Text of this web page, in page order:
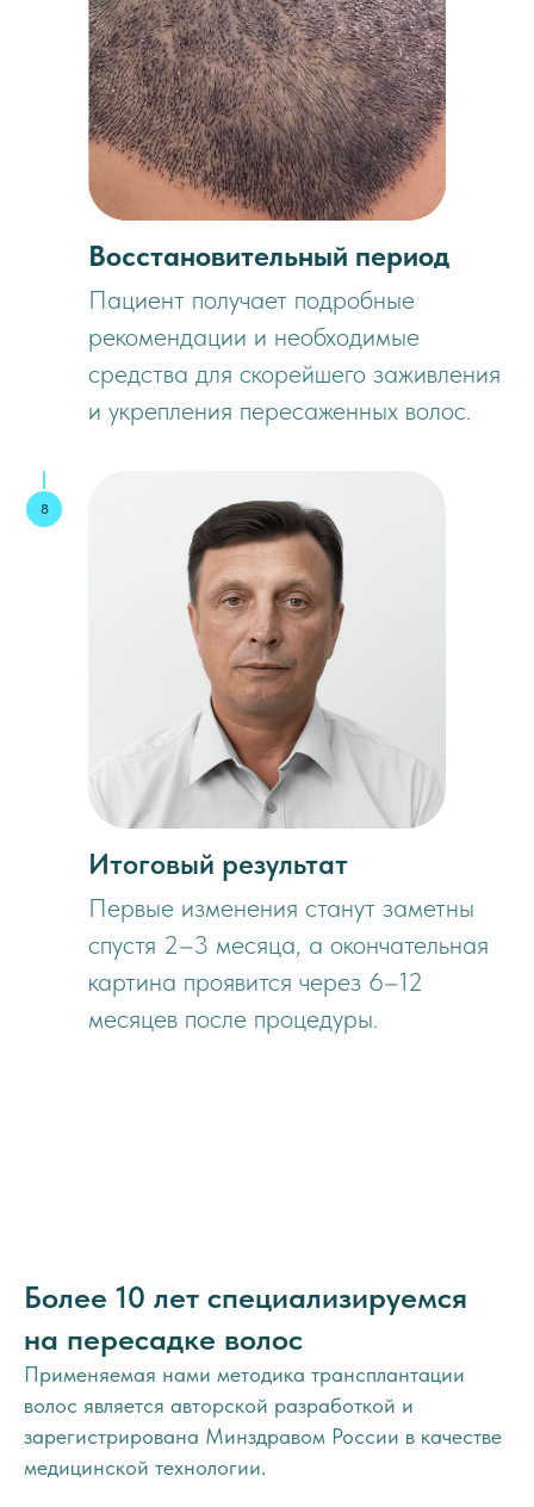
Восстановительный период
Пациент получает подробные
рекомендации и необходимые
средства для скорейшего заживления
и укрепления пересаженных волос.
Итоговый результат
Первые изменения станут заметны
спустя 2–3 месяца, а окончательная
картина проявится через 6–12
месяцев после процедуры.
Более 10 лет специализируемся
на пересадке волос
Применяемая нами методика трансплантации
волос является авторской разработкой и
зарегистрирована Минздравом России в качестве
медицинской технологии.